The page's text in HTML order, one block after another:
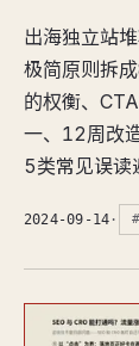
出海独立站
极简原则拆
的权衡、
一、12周改
5类常见误读
2024-09-14 ·